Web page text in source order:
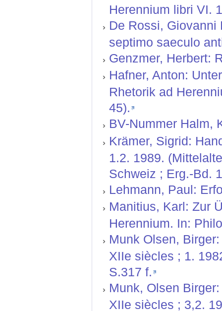
Herennium libri VI.
De Rossi,
septimo saeculo
Genzmer, Herbert:
Hafner, Anton:
Rhetorik ad
45).
BV-Nummer Halm,
Krämer, Sigrid:
1.2. 1989.
Schweiz ; Erg.-Bd.
Lehmann, Paul:
Manitius, Karl: Zur
Herennium. In:
Munk Olsen,
XIIe siècles ; 1.
S.317 f.
Munk, Olsen
XIIe siècles ; 3,2.